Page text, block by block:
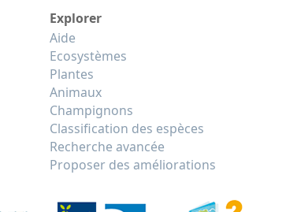
Explorer
Aide
Ecosystèmes
Plantes
Animaux
Champignons
Classification des espèces
Recherche avancée
Proposer des améliorations